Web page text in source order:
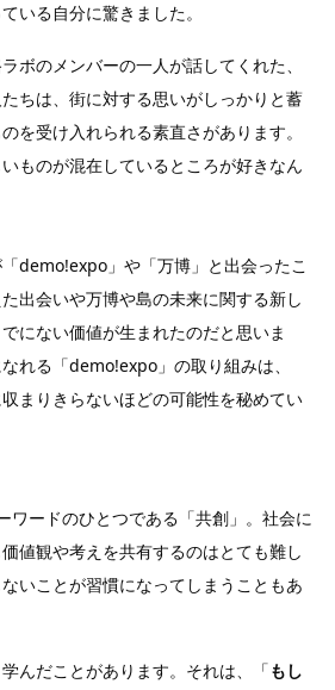
いる自分に驚きました。
ボのメンバーの一人が話してくれた、
たちは、街に対する思いがしっかりと蓄
を受け入れられる素直さがあります。
ものが混在しているところが好きなん
demo!expo」や「万博」と出会ったこ
出会いや万博や島の未来に関する新し
にない価値が生まれたのだと思いま
れる「demo!expo」の取り組みは、
収まりきらないほどの可能性を秘めてい
ワードのひとつである「共創」。社会に
値観や考えを共有するのはとても難し
いことが習慣になってしまうこともあ
んだことがあります。それは、「もし